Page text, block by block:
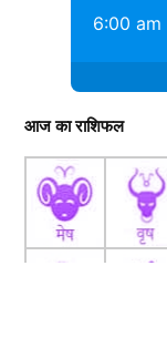
6:00 am
आज का राशिफल